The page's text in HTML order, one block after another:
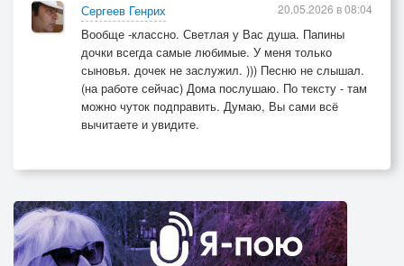
Сергеев Генрих
Вообще -классно. Светлая у Вас душа. Папины
дочки всегда самые любимые. У меня только
сыновья. дочек не заслужил. ))) Песню не слышал.
(на работе сейчас) Дома послушаю. По тексту - там
можно чуток подправить. Думаю, Вы сами всё
вычитаете и увидите.
20.05.2026 в 08:04